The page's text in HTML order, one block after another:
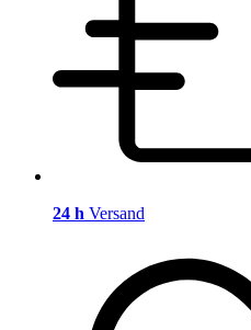
24 h Versand